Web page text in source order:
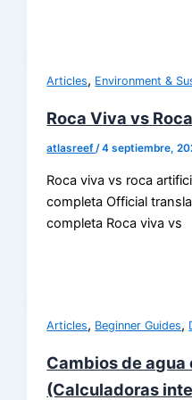
Articles, Environment &
Roca Viva vs
atlasreef/4 septiembre,
Roca viva vs roca
completa Official
completa Roca viva vs
Articles, Beginner Guides,
Cambios de agua
(Calculadoras